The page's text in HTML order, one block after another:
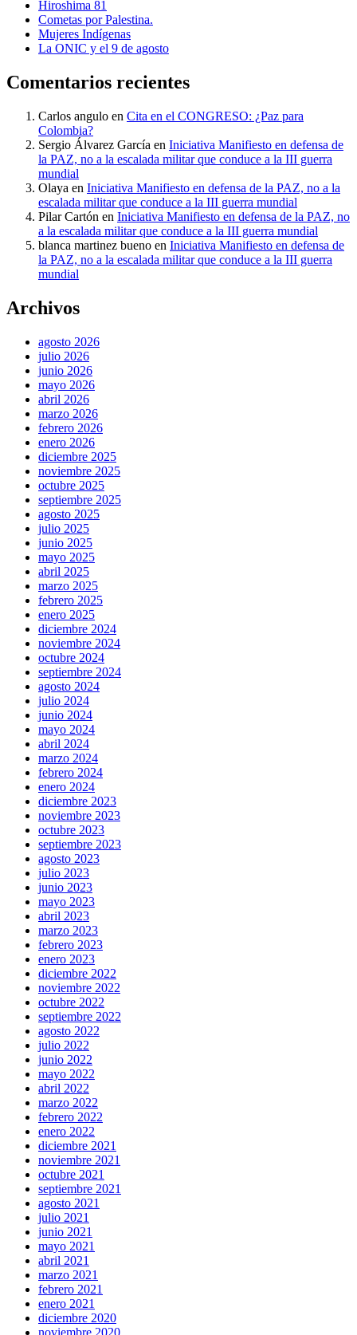
Hiroshima 81
Cometas por Palestina.
Mujeres Indígenas
La ONIC y el 9 de agosto
Comentarios recientes
Carlos angulo en Cita en el CONGRESO: ¿Paz para
Colombia?
Sergio Álvarez García en Iniciativa Manifiesto en defensa de
la PAZ, no a la escalada militar que conduce a la III guerra
mundial
Olaya en Iniciativa Manifiesto en defensa de la PAZ, no a la
escalada militar que conduce a la III guerra mundial
Pilar Cartón en Iniciativa Manifiesto en defensa de la PAZ, no
a la escalada militar que conduce a la III guerra mundial
blanca martinez bueno en Iniciativa Manifiesto en defensa de
la PAZ, no a la escalada militar que conduce a la III guerra
mundial
Archivos
agosto 2026
julio 2026
junio 2026
mayo 2026
abril 2026
marzo 2026
febrero 2026
enero 2026
diciembre 2025
noviembre 2025
octubre 2025
septiembre 2025
agosto 2025
julio 2025
junio 2025
mayo 2025
abril 2025
marzo 2025
febrero 2025
enero 2025
diciembre 2024
noviembre 2024
octubre 2024
septiembre 2024
agosto 2024
julio 2024
junio 2024
mayo 2024
abril 2024
marzo 2024
febrero 2024
enero 2024
diciembre 2023
noviembre 2023
octubre 2023
septiembre 2023
agosto 2023
julio 2023
junio 2023
mayo 2023
abril 2023
marzo 2023
febrero 2023
enero 2023
diciembre 2022
noviembre 2022
octubre 2022
septiembre 2022
agosto 2022
julio 2022
junio 2022
mayo 2022
abril 2022
marzo 2022
febrero 2022
enero 2022
diciembre 2021
noviembre 2021
octubre 2021
septiembre 2021
agosto 2021
julio 2021
junio 2021
mayo 2021
abril 2021
marzo 2021
febrero 2021
enero 2021
diciembre 2020
noviembre 2020